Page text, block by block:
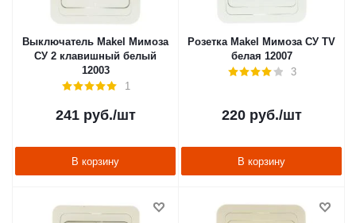
Выключатель Makel Мимоза
СУ 2 клавишный белый
12003
1
241руб./шт
В корзину
Розетка Makel Мимоза СУ TV
белая 12007
3
220руб./шт
В корзину